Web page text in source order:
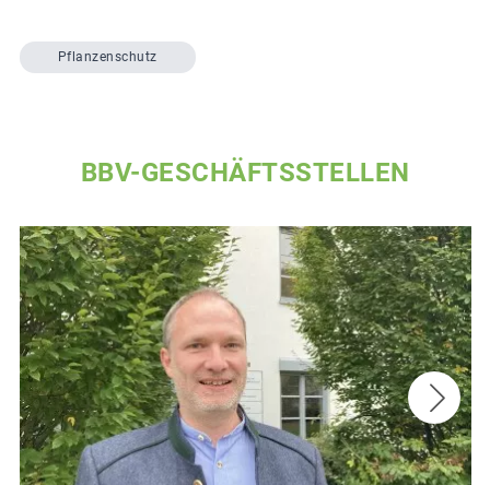
Pflanzenschutz
BBV-GESCHÄFTSSTELLEN